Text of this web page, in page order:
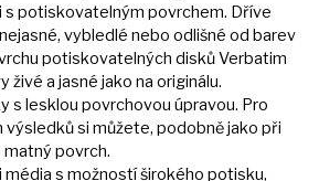
i s potiskovatelným povrchem. Dříve
vybledlé nebo odlišné od barev
potiskovatelných disků Verbatim
živé a jasné jako na originálu.
s lesklou povrchovou úpravou. Pro
výsledkůsi můžete, podobně jako při
povrch.
i média s možností širokého potisku,